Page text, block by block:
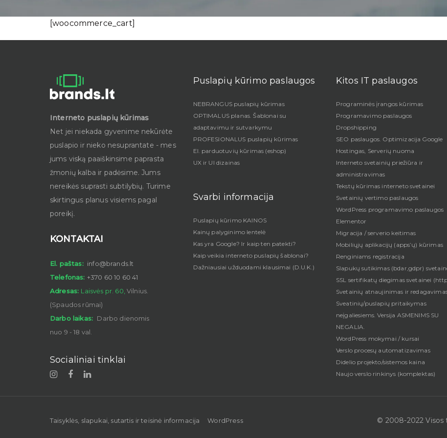
[woocommerce_cart]
Interneto puslapių kūrimas
Net jei niekada gyvenime nekūrėte
puslapio ir nieko nesuprantate - mes
jums viską paaiškinsime paprasta
žmonių kalba ir padėsime. Jums
nereikės suprasti subtilybių. Turime
skirtingus planus visiems pagal
poreikį.
KONTAKTAI
El. paštas: info@brands.lt
Telefonas: +370 60 10 60 41
Adresas: Laisvės pr. 60,Vilnius.
(Spaudos rūmai)
Darbo laikas: Darbo dienomis
nuo 9 - 18 val.
Socialiniai tinklai
Puslapių kūrimo paslaugos
NEBRANGUS puslapių kūrimas
OPTIMALUS planas. Šablonai su
adaptavimu ir sutvarkymu
PROFESIONALUS puslapių kūrimas
El. parduotuvių kūrimas (eshop)
UX ir UI dizainas
Svarbi informacija
Puslapių kūrimo KAINOS
Kainų palyginimo lentelė
Kas yra Google? Ir kaip ten patekti?
Kaip veikia interneto puslapių šablonai?
Dažniausiai užduodami klausimai (D.U.K.)
Kitos IT paslaugos
Programinės įrangos kūrimas
Programavimo paslaugos
Dropshipping
SEO paslaugos. Optimizacija Google
Hostingas, Serverių nuoma
Interneto svetainių priežiūra ir
administravimas
Tekstų kūrimas interneto svetainei
Svetainių vertimo paslaugos
WordPress programavimo paslaugos
Elementor
Migracija / serverio keitimas
Mobiliųjų aplikacijų (apps’ų) kūrimas
Renginiams registracija
Slapukų sutikimas (bdar,gdpr)
SSL sertifikatų diegimas svetainei
Svetainių atnaujinimas ir
Sveatinių/puslapių pritaikymas
neįgaliesiems. Versija ASMENIMS SU
NEGALIA.
WordPress mokymai / kursai
Verslo procesų automatizavimas
Didelio projekto/sistemos kaina
Naujo verslo rinkinys (komplektas)
Taisyklės, slapukai, sutartis ir teisinė informacija WordPress © 2008-2022 Visos